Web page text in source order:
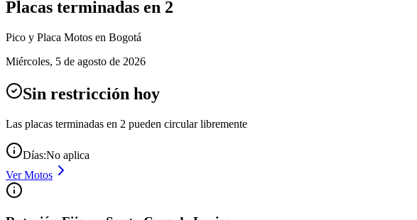
Placas terminadas en 2
Pico y Placa Motos en Bogotá
Miércoles, 5 de agosto de 2026
Sin restricción hoy
Las placas terminadas en 2 pueden circular libremente
Días:No aplica
VerMotos